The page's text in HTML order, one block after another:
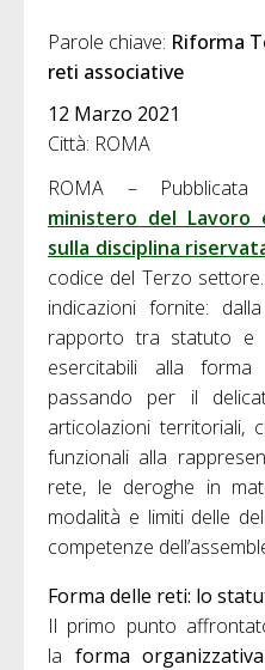
Parole chiave: Riforma
reti associative
12 Marzo 2021
Città: ROMA
ROMA – Pubblicata
ministero del Lavoro
sulla disciplina
codice del Terzo
indicazioni fornite:
rapporto tra statuto e
esercitabili alla forma
passando per il
articolazioni territoriali,
funzionali alla
rete, le deroghe in
modalità e limiti delle
competenze
Forma delle reti: lo
Il primo punto
la forma organizzativa